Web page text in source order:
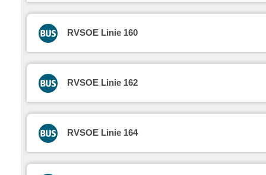
RVSOE Linie 160
RVSOE Linie 162
RVSOE Linie 164